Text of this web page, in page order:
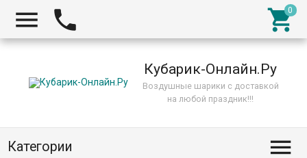
  
Кубарик-Онлайн.Ру
Воздушные шарики с доставкой
на любой праздник!!!
Категории 